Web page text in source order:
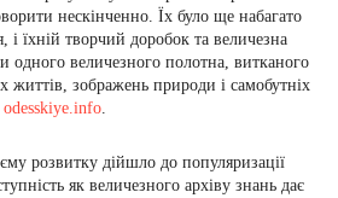
нескінченно. Їх було ще набагато
і їхній творчий доробок та величезна
величезного полотна, витканого
життів, зображень природи і самобутніх
odesskiye.info.
розвитку дійшло до популяризації
як величезного архіву знань дає